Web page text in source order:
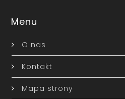
Menu
O nas
Kontakt
Mapa strony